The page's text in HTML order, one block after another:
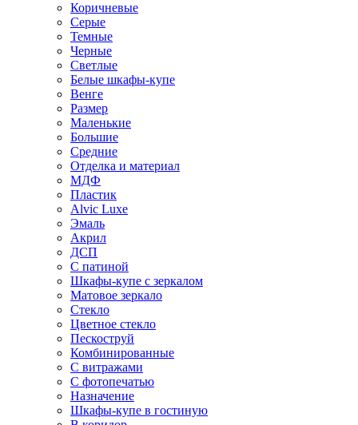
Коричневые
Серые
Темные
Черные
Светлые
Белые шкафы-купе
Венге
Размер
Маленькие
Большие
Средние
Отделка и материал
МДФ
Пластик
Alvic Luxe
Эмаль
Акрил
ДСП
С патиной
Шкафы-купе с зеркалом
Матовое зеркало
Стекло
Цветное стекло
Пескоструй
Комбинированные
С витражами
С фотопечатью
Назначение
Шкафы-купе в гостиную